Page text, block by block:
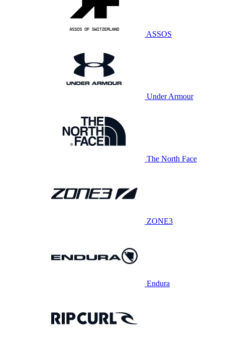
ASSOS
Under Armour
The North Face
ZONE3
Endura